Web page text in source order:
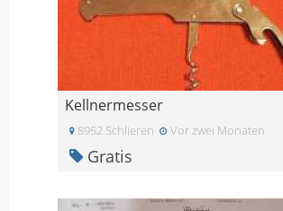
Kellnermesser
8952 Schlieren Vor zwei Monaten
Gratis